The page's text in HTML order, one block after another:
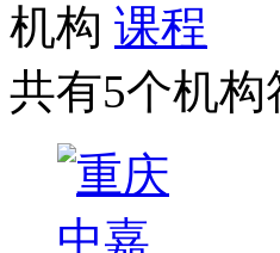
机构 课程
共有5个机